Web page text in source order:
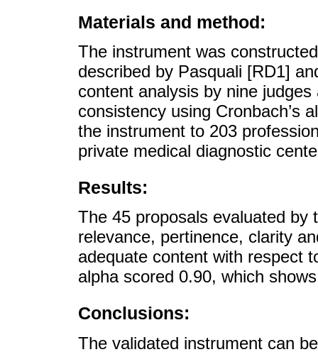
Materials and method:
The instrument was
described by Pasquali [RD1]
content analysis by nine
consistency using Cronbach’s
the instrument to 203
private medical diagnostic
Results:
The 45 proposals evaluated
relevance, pertinence, clarity
adequate content with respect
alpha scored 0.90, which
Conclusions:
The validated instrument can